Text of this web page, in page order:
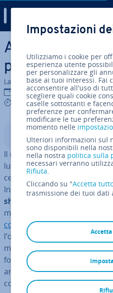
Vai al contenuto prin­ci­pa­le
Avviare il
per prin­ci­pian­ti
La redazione di IONOS
21 dic 2021
7 mins
Indice
Il mondo delmarketing
luogo in continua evo­lu­zio­ne.
cercano ogni giorno prodotti
Internet. Una di queste
ship­ping
magazzino fisico. In breve,
commerceè un’attività di
l’operatore mette in vendita
men­te in stock, fungendo da
fornitore (
il pro­dut­to­re o il
articolo rivela come avviare
cosa occorre tenere
Impostazioni
Utilizziamo i cookie per
esperienza utente
per personalizzare gli
base ai tuoi interessi. Fai
acconsentire all'uso di
scegliere quali cookie
caselle sottostanti e
preferenze per
modificare le tue
momento nelle
Ulteriori informazioni sul
sono disponibili nella
nella nostra politica sulla
necessari verranno
Rifiuta.
Cliccando su "Accetta
trasmissione dei tuoi dati